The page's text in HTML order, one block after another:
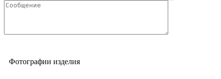
Фотографии изделия